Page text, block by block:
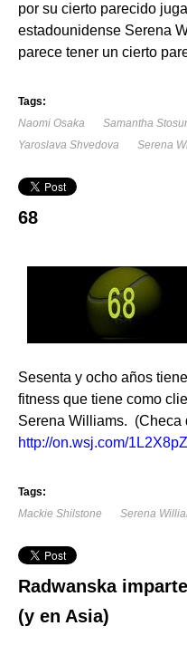
por su cierto parecido
estadounidense Serena
parece tener un cierto
Tags:
Naomi Osaka
Samantha Stosur
Yaroslava Shvedova
Serena
68
Sesenta y ocho años
fitness que tiene como
Serena Williams. (Checa
http://on.wsj.com/1L2X8pZ
Tags:
Mackie Shilstone
Serena
Radwanska
(y en Asia)